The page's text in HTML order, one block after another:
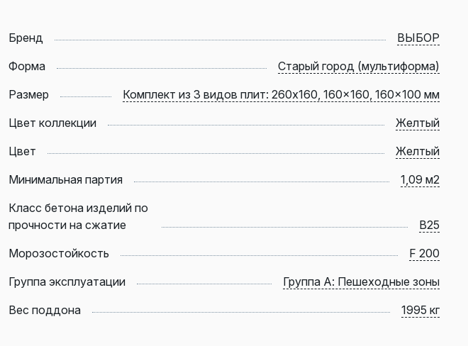
Бренд
ВЫБОР
Форма
Старый город (мультиформа)
Размер
Комплект из 3 видов плит: 260x160, 160x160, 160x100 мм
Цвет коллекции
Желтый
Цвет
Желтый
Минимальная партия 1,09 м2
Класс бетона изделий по
прочности на сжатие
B25
Морозостойкость
F 200
Группа эксплуатации
Группа А: Пешеходные зоны
Вес поддона
1995 кг